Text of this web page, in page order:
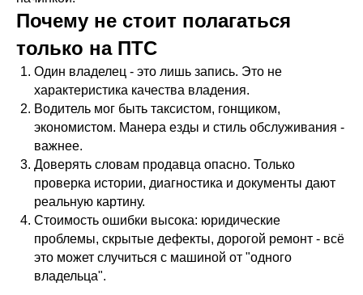
Почему не стоит полагаться
только на ПТС
Один владелец - это лишь запись. Это не
характеристика качества владения.
Водитель мог быть таксистом, гонщиком,
экономистом. Манера езды и стиль обслуживания -
важнее.
Доверять словам продавца опасно. Только
проверка истории, диагностика и документы дают
реальную картину.
Стоимость ошибки высока: юридические
проблемы, скрытые дефекты, дорогой ремонт - всё
это может случиться с машиной от "одного
владельца".